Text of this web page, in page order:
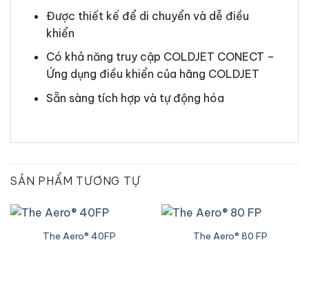
Được thiết kế để di chuyển và dễ điều
khiển
Có khả năng truy cập COLDJET CONECT –
Ứng dụng điều khiển của hãng COLDJET
Sẵn sàng tích hợp và tự động hóa
SẢN PHẨM TƯƠNG TỰ
The Aero® 40FP The Aero® 80 FP